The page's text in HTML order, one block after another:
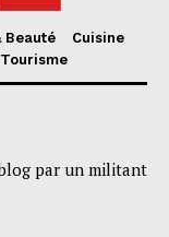
Beauté
Cuisine
Tourisme
par un militant